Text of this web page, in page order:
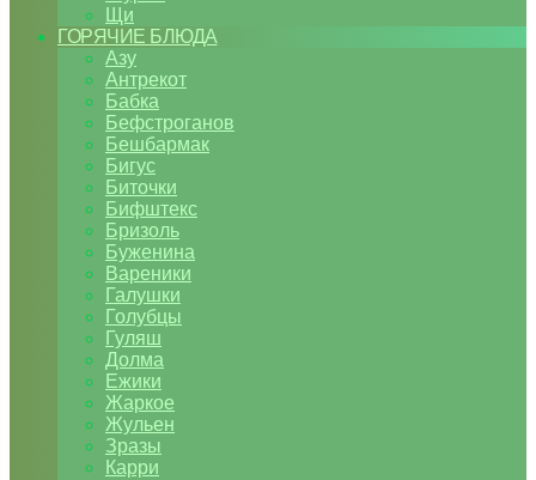
Щи
ГОРЯЧИЕ БЛЮДА
Азу
Антрекот
Бабка
Бефстроганов
Бешбармак
Бигус
Биточки
Бифштекс
Бризоль
Буженина
Вареники
Галушки
Голубцы
Гуляш
Долма
Ежики
Жаркое
Жульен
Зразы
Карри